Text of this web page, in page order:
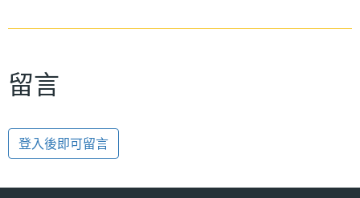
留言
登入後即可留言